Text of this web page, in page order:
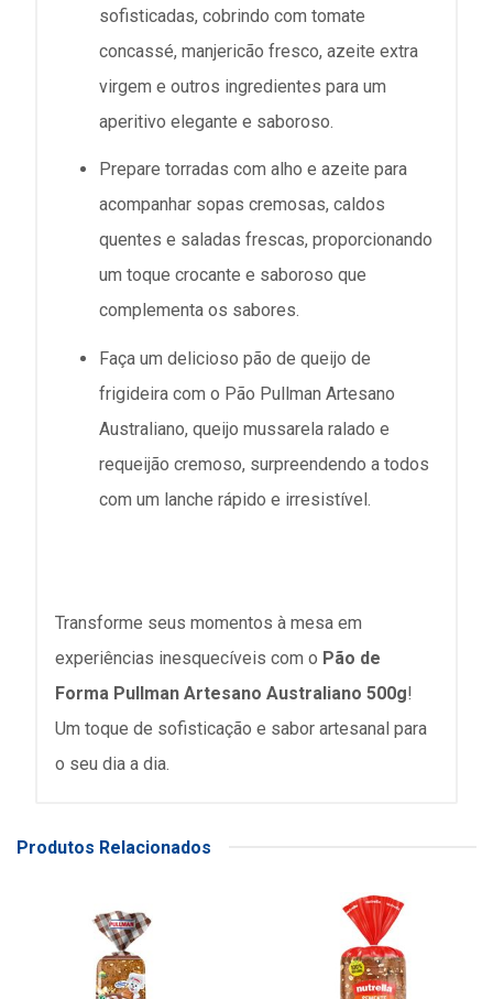
sofisticadas, cobrindo com tomate
concassé, manjericão fresco, azeite extra
virgem e outros ingredientes para um
aperitivo elegante e saboroso.
Prepare torradas com alho e azeite para
acompanhar sopas cremosas, caldos
quentes e saladas frescas, proporcionando
um toque crocante e saboroso que
complementa os sabores.
Faça um delicioso pão de queijo de
frigideira com o Pão Pullman Artesano
Australiano, queijo mussarela ralado e
requeijão cremoso, surpreendendo a todos
com um lanche rápido e irresistível.
Transforme seus momentos à mesa em
experiências inesquecíveis com o Pão de
Forma Pullman Artesano Australiano 500g!
Um toque de sofisticação e sabor artesanal para
o seu dia a dia.
Produtos Relacionados